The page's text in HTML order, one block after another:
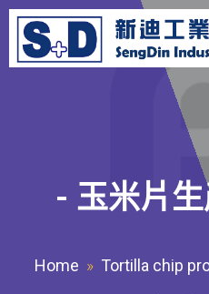
- 玉米片
Home » Tortilla chip